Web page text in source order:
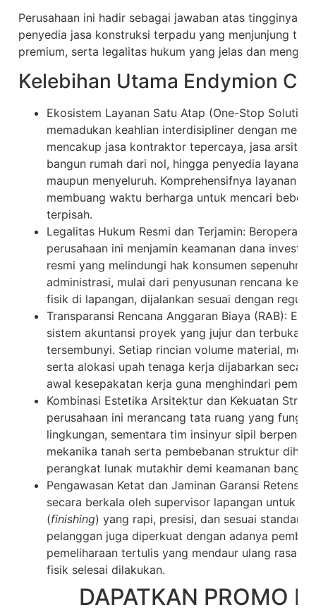
Perusahaan ini hadir sebagai jawaban atas tingginya
penyedia jasa konstruksi terpadu yang menjunjung
premium, serta legalitas hukum yang jelas dan
Kelebihan Utama Endymion
Ekosistem Layanan Satu Atap (One-Stop
memadukan keahlian interdisipliner dengan
mencakup jasa kontraktor tepercaya, jasa arsitek
bangun rumah dari nol, hingga penyedia layanan
maupun menyeluruh. Komprehensifnya layanan
membuang waktu berharga untuk mencari
terpisah.
Legalitas Hukum Resmi dan Terjamin: Beroperasi
perusahaan ini menjamin keamanan dana
resmi yang melindungi hak konsumen
administrasi, mulai dari penyusunan rencana
fisik di lapangan, dijalankan sesuai dengan
Transparansi Rencana Anggaran Biaya (RAB):
sistem akuntansi proyek yang jujur dan terbuka
tersembunyi. Setiap rincian volume material,
serta alokasi upah tenaga kerja dijabarkan
awal kesepakatan kerja guna menghindari
Kombinasi Estetika Arsitektur dan Kekuatan
perusahaan ini merancang tata ruang yang
lingkungan, sementara tim insinyur sipil
mekanika tanah serta pembebanan struktur
perangkat lunak mutakhir demi keamanan
Pengawasan Ketat dan Jaminan Garansi Retensi:
secara berkala oleh supervisor lapangan untuk
(finishing) yang rapi, presisi, dan sesuai standar
pelanggan juga diperkuat dengan adanya
pemeliharaan tertulis yang mendaur ulang rasa
fisik selesai dilakukan.
DAPATKAN PROMO